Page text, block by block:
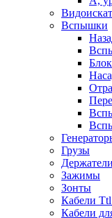
Вспышки
Грузы
Держатели
Зажимы
Зонты
Кабели
Кабели